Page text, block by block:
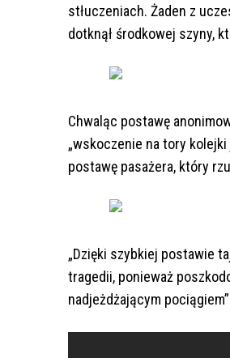
stłuczeniach. Żaden z
dotknął środkowej szyny,
Chwaląc postawę
„wskoczenie na tory
postawę pasażera, który
„Dzięki szybkiej postawie
tragedii, ponieważ
nadjeżdżającym